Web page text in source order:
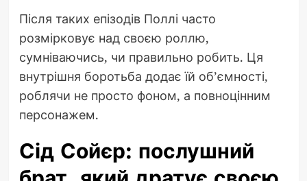
Після таких епізодів Поллі часто
розмірковує над своєю роллю,
сумніваючись, чи правильно робить. Ця
внутрішня боротьба додає їй об’ємності,
роблячи не просто фоном, а повноцінним
персонажем.
Сід Сойєр: послушний